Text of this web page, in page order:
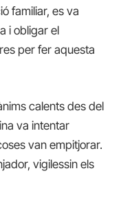
familiar, es va
i obligar el
per fer aquesta
calents des del
va intentar
van empitjorar.
vigilessin els